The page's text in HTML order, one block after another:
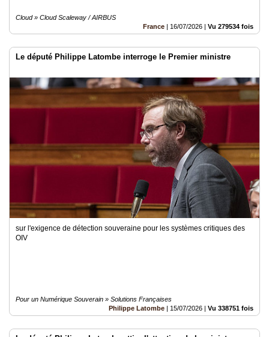
Cloud » Cloud Scaleway / AIRBUS
France | 16/07/2026 | Vu 279534 fois
Le député Philippe Latombe interroge le Premier ministre
sur l'exigence de détection souveraine pour les systèmes critiques des
OIV
Pour un Numérique Souverain » Solutions Françaises
Philippe Latombe | 15/07/2026 | Vu 338751 fois